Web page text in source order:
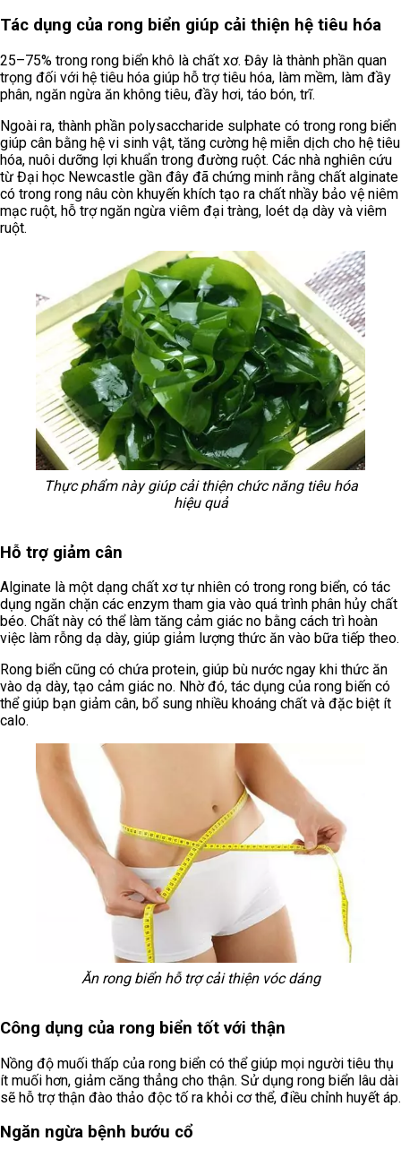
Tác dụng của rong biển giúp cải thiện hệ tiêu hóa
25–75% trong rong biển khô là chất xơ. Đây là thành phần quan
trọng đối với hệ tiêu hóa giúp hỗ trợ tiêu hóa, làm mềm, làm đầy
phân, ngăn ngừa ăn không tiêu, đầy hơi, táo bón, trĩ.
Ngoài ra, thành phần polysaccharide sulphate có trong rong biển
giúp cân bằng hệ vi sinh vật, tăng cường hệ miễn dịch cho hệ tiêu
hóa, nuôi dưỡng lợi khuẩn trong đường ruột. Các nhà nghiên cứu
từ Đại học Newcastle gần đây đã chứng minh rằng chất alginate
có trong rong nâu còn khuyến khích tạo ra chất nhầy bảo vệ niêm
mạc ruột, hỗ trợ ngăn ngừa viêm đại tràng, loét dạ dày và viêm
ruột.
Thực phẩm này giúp cải thiện chức năng tiêu hóa
hiệu quả
Hỗ trợ giảm cân
Alginate là một dạng chất xơ tự nhiên có trong rong biển, có tác
dụng ngăn chặn các enzym tham gia vào quá trình phân hủy chất
béo. Chất này có thể làm tăng cảm giác no bằng cách trì hoàn
việc làm rỗng dạ dày, giúp giảm lượng thức ăn vào bữa tiếp theo.
Rong biển cũng có chứa protein, giúp bù nước ngay khi thức ăn
vào dạ dày, tạo cảm giác no. Nhờ đó, tác dụng của rong biến có
thể giúp bạn giảm cân, bổ sung nhiều khoáng chất và đặc biệt ít
calo.
Ăn rong biển hỗ trợ cải thiện vóc dáng
Công dụng của rong biển tốt với thận
Nồng độ muối thấp của rong biển có thể giúp mọi người tiêu thụ
ít muối hơn, giảm căng thẳng cho thận. Sử dụng rong biển lâu dài
sẽ hỗ trợ thận đào thảo độc tố ra khỏi cơ thể, điều chỉnh huyết áp.
Ngăn ngừa bệnh bướu cổ